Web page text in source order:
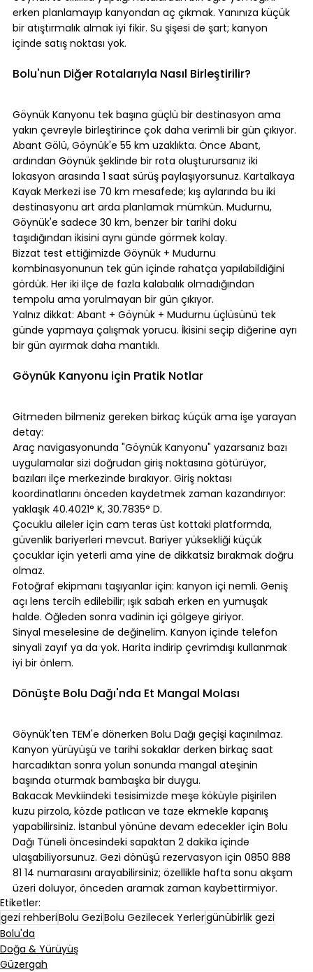
erken planlamayıp kanyondan aç çıkmak. Yanınıza küçük
bir atıştırmalık almak iyi fikir. Su şişesi de şart; kanyon
içinde satış noktası yok.
Bolu'nun Diğer Rotalarıyla Nasıl Birleştirilir?
Göynük Kanyonu tek başına güçlü bir destinasyon ama
yakın çevreyle birleştirince çok daha verimli bir gün çıkıyor.
Abant Gölü, Göynük'e 55 km uzaklıkta. Önce Abant,
ardından Göynük şeklinde bir rota oluşturursanız iki
lokasyon arasında 1 saat sürüş paylaşıyorsunuz. Kartalkaya
Kayak Merkezi ise 70 km mesafede; kış aylarında bu iki
destinasyonu art arda planlamak mümkün. Mudurnu,
Göynük'e sadece 30 km, benzer bir tarihi doku
taşıdığından ikisini aynı günde görmek kolay.
Bizzat test ettiğimizde Göynük + Mudurnu
kombinasyonunun tek gün içinde rahatça yapılabildiğini
gördük. Her iki ilçe de fazla kalabalık olmadığından
tempolu ama yorulmayan bir gün çıkıyor.
Yalnız dikkat: Abant + Göynük + Mudurnu üçlüsünü tek
günde yapmaya çalışmak yorucu. İkisini seçip diğerine ayrı
bir gün ayırmak daha mantıklı.
Göynük Kanyonu için Pratik Notlar
Gitmeden bilmeniz gereken birkaç küçük ama işe yarayan
detay:
Araç navigasyonunda "Göynük Kanyonu" yazarsanız bazı
uygulamalar sizi doğrudan giriş noktasına götürüyor,
bazıları ilçe merkezinde bırakıyor. Giriş noktası
koordinatlarını önceden kaydetmek zaman kazandırıyor:
yaklaşık 40.4021° K, 30.7835° D.
Çocuklu aileler için cam teras üst kottaki platformda,
güvenlik bariyerleri mevcut. Bariyer yüksekliği küçük
çocuklar için yeterli ama yine de dikkatsiz bırakmak doğru
olmaz.
Fotoğraf ekipmanı taşıyanlar için: kanyon içi nemli. Geniş
açı lens tercih edilebilir; ışık sabah erken en yumuşak
halde. Öğleden sonra vadinin içi gölgeye giriyor.
Sinyal meselesine de değinelim. Kanyon içinde telefon
sinyali zayıf ya da yok. Harita indirip çevrimdışı kullanmak
iyi bir önlem.
Dönüşte Bolu Dağı'nda Et Mangal Molası
Göynük'ten TEM'e dönerken Bolu Dağı geçişi kaçınılmaz.
Kanyon yürüyüşü ve tarihi sokaklar derken birkaç saat
harcadıktan sonra yolun sonunda mangal ateşinin
başında oturmak bambaşka bir duygu.
Bakacak Mevkiindeki tesisimizde meşe köküyle pişirilen
kuzu pirzola, közde patlıcan ve taze ekmekle kapanış
yapabilirsiniz. İstanbul yönüne devam edecekler için Bolu
Dağı Tüneli öncesindeki sapaktan 2 dakika içinde
ulaşabiliyorsunuz. Gezi dönüşü rezervasyon için 0850 888
81 14 numarasını arayabilirsiniz; özellikle hafta sonu akşam
üzeri doluyor, önceden aramak zaman kaybettirmiyor.
Etiketler:
gezi rehberiBolu GeziBolu Gezilecek Yerlergünübirlik gezi
Bolu'da
Doğa & Yürüyüş
Güzergah